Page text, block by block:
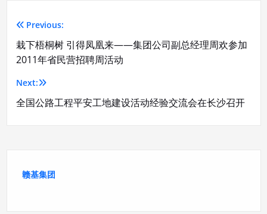
文
章
导
航
Previous:
栽下梧桐树 引得凤凰来——集团公司副总经理周欢参加
2011年省民营招聘周活动
Next:
全国公路工程平安工地建设活动经验交流会在长沙召开
赣基集团